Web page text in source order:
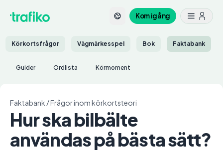
Kom igång
Körkortsfrågor Vägmärkesspel Bok Faktabank
Guider Ordlista Körmoment
Faktabank /Frågor inom körkortsteori
Hur ska bilbälte
användas på bästa sätt?